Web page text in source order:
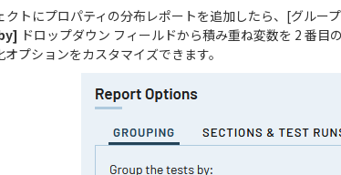
クトにプロパティの分布レポートを追加したら、[グルー
ドロップダウン フィールドから積み重ね変数を 2 番目
オプションをカスタマイズできます。